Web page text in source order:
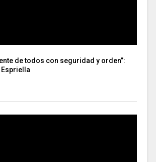
de todos con seguridad y orden”:
Espriella